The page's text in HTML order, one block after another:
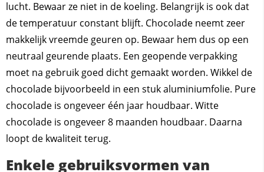
lucht. Bewaar ze niet in de koeling. Belangrijk is ook dat
de temperatuur constant blijft. Chocolade neemt zeer
makkelijk vreemde geuren op. Bewaar hem dus op een
neutraal geurende plaats. Een geopende verpakking
moet na gebruik goed dicht gemaakt worden. Wikkel de
chocolade bijvoorbeeld in een stuk aluminiumfolie. Pure
chocolade is ongeveer één jaar houdbaar. Witte
chocolade is ongeveer 8 maanden houdbaar. Daarna
loopt de kwaliteit terug.
Enkele gebruiksvormen van